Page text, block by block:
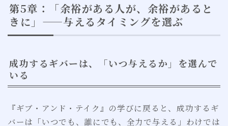
第5章：「余裕がある人が、余裕があると
きに」——与えるタイミングを選ぶ
成功するギバーは、「いつ与えるか」を選んで
いる
『ギブ・アンド・テイク』の学びに戻ると、成功するギ
バーは「いつでも、誰にでも、全力で与える」わけでは